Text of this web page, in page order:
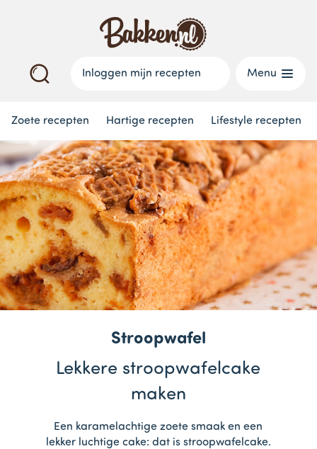
Inloggen mijn recepten Menu
Zoete recepten Hartige recepten Lifestyle recepten
Stroopwafel
Lekkere stroopwafelcake
maken
Een karamelachtige zoete smaak en een
lekker luchtige cake: dat is stroopwafelcake.